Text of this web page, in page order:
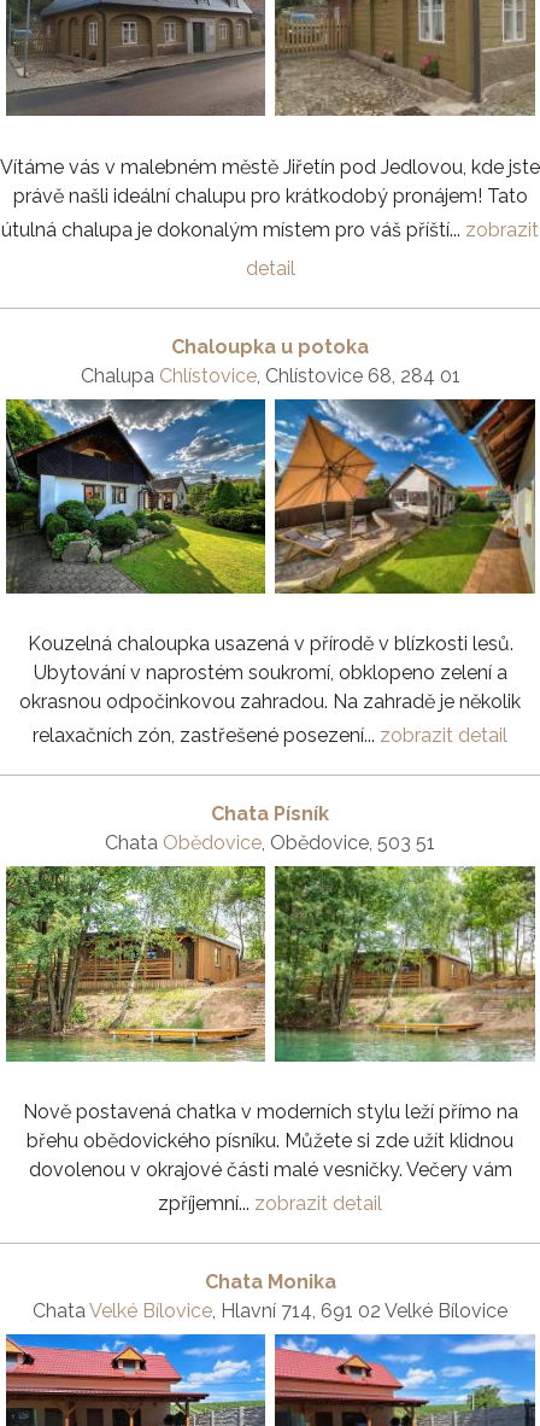
Vítáme vás v malebném městě Jiřetín pod Jedlovou, kde jste
právě našli ideální chalupu pro krátkodobý pronájem! Tato
útulná chalupa je dokonalým místem pro váš příští... zobrazit
detail
Chaloupka u potoka
Chalupa Chlístovice, Chlístovice 68, 284 01
Kouzelná chaloupka usazená v přírodě v blízkosti lesů.
Ubytování v naprostém soukromí, obklopeno zelení a
okrasnou odpočinkovou zahradou. Na zahradě je několik
relaxačních zón, zastřešené posezení... zobrazit detail
Chata Písník
Chata Obědovice, Obědovice, 503 51
Nově postavená chatka v moderních stylu leží přímo na
břehu obědovického písníku. Můžete si zde užít klidnou
dovolenou v okrajové části malé vesničky. Večery vám
zpříjemní... zobrazit detail
Chata Monika
ChataVelké Bílovice, Hlavní 714, 691 02 Velké Bílovice